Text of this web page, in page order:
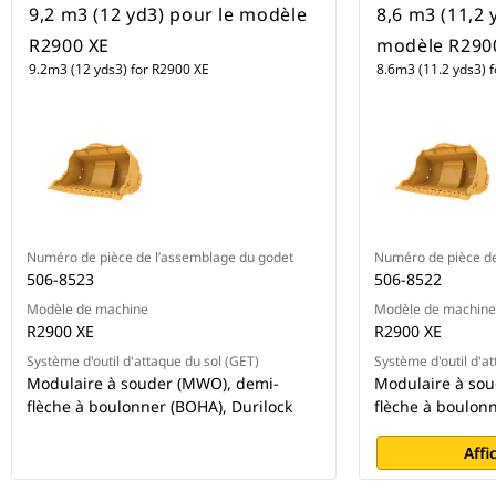
9,2 m3 (12 yd3) pour le modèle
R2900 XE
9.2m3 (12 yds3) for R2900 XE
Numéro de pièce de l’assemblage du godet
506-8523
Modèle de machine
R2900 XE
Système d'outil d'attaque du sol (GET)
Modulaire à souder (MWO), demi-
flèche à boulonner (BOHA), Durilock
8,6 m3 (11,2
modèle
8.6m3 (11.2 yds3)
Numéro de pièce
506-8522
Modèle de machine
R2900 XE
Système d'outil
Modulaire à
flèche à